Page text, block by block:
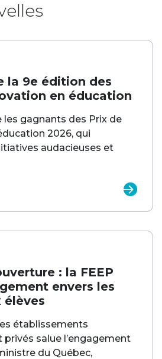
la 9e édition des
en éducation
les gagnants des Prix de
2026, qui
audacieuses et
: la FEEP
envers les
élèves
établissements
privés salue l’engagement
du Québec,